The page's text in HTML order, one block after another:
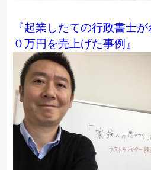
『起業したての行政書士
０万円を売上げた事例』